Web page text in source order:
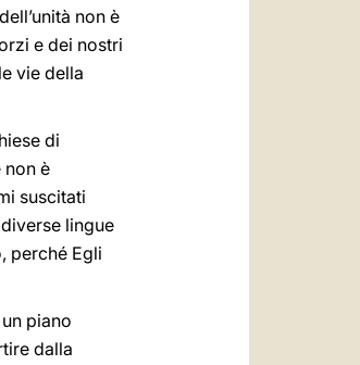
non è
e dei nostri
vie della
di
non è
suscitati
lingue
perché Egli
piano
dalla